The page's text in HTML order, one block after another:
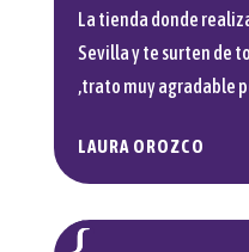
La tienda donde
Sevilla y te surten de
,trato muy agradable
LAURA OROZCO